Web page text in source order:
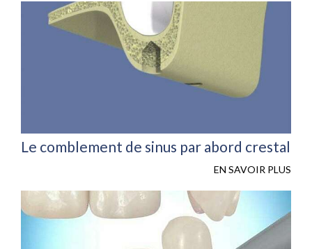
Le comblement de sinus par abord crestal
EN SAVOIR PLUS